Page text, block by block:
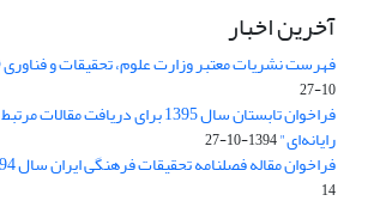
آخرین اخبار
فهرست نشریات معتبر وزارت علوم، تحقیقات و فناوری
10-27
فراخوان تابستان سال 1395 برای دریافت
رایانه‌ای"1394-10-27
فراخوان مقاله فصلنامه تحقیقات فرهنگی ایران سال 1394 و 1395
14